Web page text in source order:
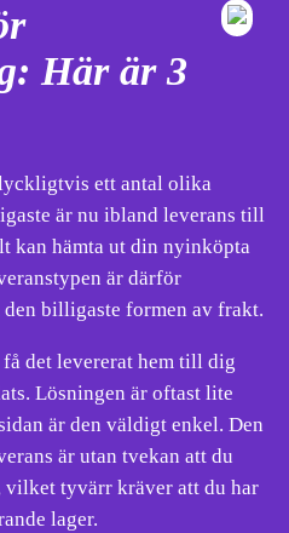
Här är 3
ett antal olika
är nu ibland leverans till
kan hämta ut din nyinköpta
är därför
billigaste formen av frakt.
det levererat hem till dig
Lösningen är oftast lite
är den väldigt enkel. Den
är utan tvekan att du
vilket tyvärr kräver att du har
lager.